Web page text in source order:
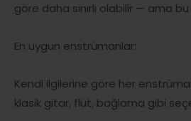
göre daha sınırlı olabilir — ama bu
En uygun enstrümanlar:
Kendi ilgilerine göre her
klasik gitar, flüt, bağlama gibi